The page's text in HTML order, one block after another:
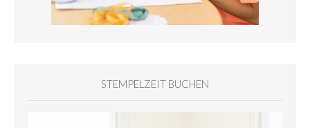
STEMPELZEIT BUCHEN